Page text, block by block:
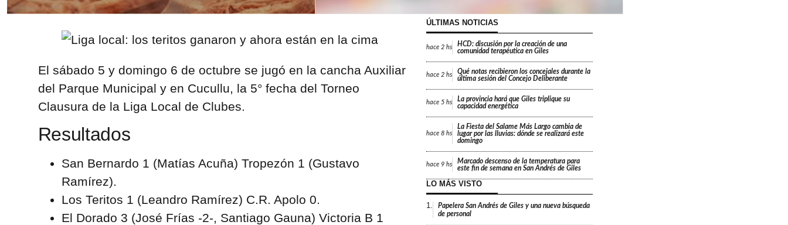
El sábado 5 y domingo 6 de octubre se jugó en la cancha Auxiliar
del Parque Municipal y en Cucullu, la 5° fecha del Torneo
Clausura de la Liga Local de Clubes.
Resultados
San Bernardo 1 (Matías Acuña) Tropezón 1 (Gustavo
Ramírez).
Los Teritos 1 (Leandro Ramírez) C.R. Apolo 0.
El Dorado 3 (José Frías -2-, Santiago Gauna) Victoria B 1
ÚLTIMAS NOTICIAS
hace 2 hs
HCD: discusión por la creación de una
comunidad terapéutica en Giles
hace 2 hs
Qué notas recibieron los concejales durante la
última sesión del Concejo Deliberante
hace 5 hs
La provincia hará que Giles triplique su
capacidad energética
hace 8 hs
La Fiesta del Salame Más Largo cambia de
lugar por las lluvias: dónde se realizará este
domingo
hace 9 hs
Marcado descenso de la temperatura para
este fin de semana en San Andrés de Giles
LO MÁS VISTO
1.
Papelera San Andrés de Giles y una nueva búsqueda
de personal